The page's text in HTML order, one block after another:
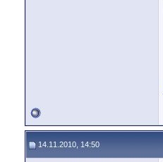
14.11.2010, 14:50